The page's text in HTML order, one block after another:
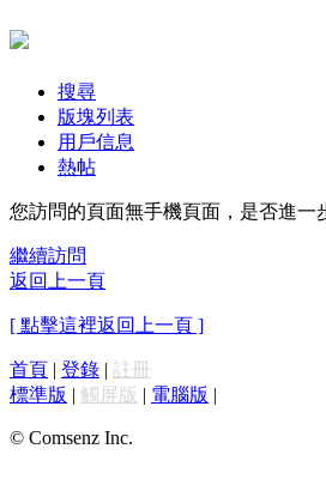
搜尋
版塊列表
用戶信息
熱帖
您訪問的頁面無手機頁面，是否進一
繼續訪問
返回上一頁
[ 點擊這裡返回上一頁 ]
首頁 | 登錄 | 註冊
標準版 | 觸屏版 | 電腦版 |
© Comsenz Inc.